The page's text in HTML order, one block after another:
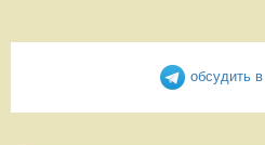
обсудить